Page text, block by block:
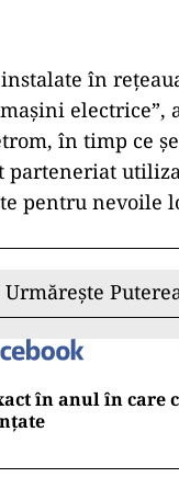
în
electrice”,
în timp ce
parteneriat
pentru nevoile
în anul în care